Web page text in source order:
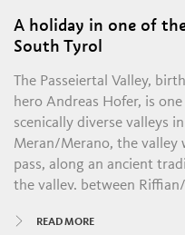
A holiday in one of
South Tyrol
The Passeiertal Valley,
hero Andreas Hofer, is
scenically diverse valleys
Meran/Merano, the valley
pass, along an ancient
the valley, between
Leonhard/S.Leonardo,
READ MORE